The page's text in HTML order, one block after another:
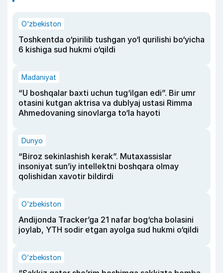
O‘zbekiston
Toshkentda o‘pirilib tushgan yo‘l qurilishi bo‘yicha
6 kishiga sud hukmi o‘qildi
Madaniyat
“U boshqalar baxti uchun tug‘ilgan edi”. Bir umr
otasini kutgan aktrisa va dublyaj ustasi Rimma
Ahmedovaning sinovlarga to‘la hayoti
Dunyo
“Biroz sekinlashish kerak”. Mutaxassislar
insoniyat sun’iy intellektni boshqara olmay
qolishidan xavotir bildirdi
O‘zbekiston
Andijonda Tracker’ga 21 nafar bog‘cha bolasini
joylab, YTH sodir etgan ayolga sud hukmi o‘qildi
O‘zbekiston